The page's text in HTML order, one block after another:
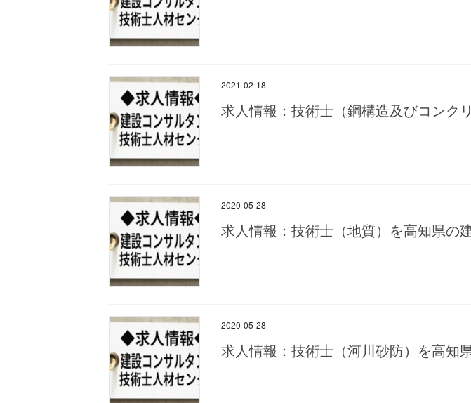
2021-02-18
求人情報：技術士（鋼構造及びコンク
2020-05-28
求人情報：技術士（地質）を高知県の
2020-05-28
求人情報：技術士（河川砂防）を高知